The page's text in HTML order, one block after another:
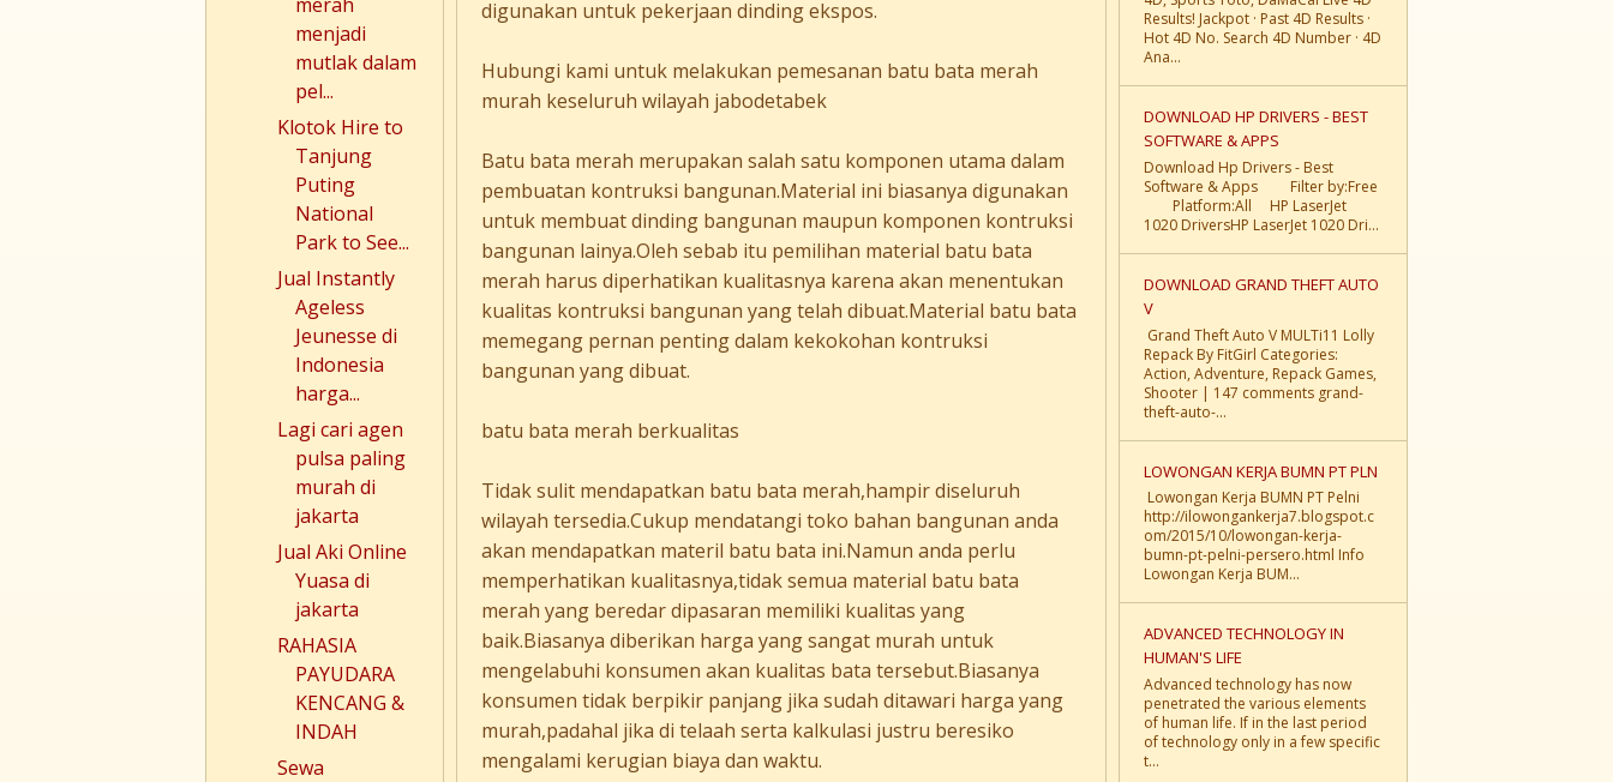
digunakan untuk pekerjaan dinding ekspos.
Hubungi kami untuk melakukan pemesanan batu bata merah
murah keseluruh wilayah jabodetabek
Batu bata merah merupakan salah satu komponen utama dalam
pembuatan kontruksi bangunan.Material ini biasanya digunakan
untuk membuat dinding bangunan maupun komponen kontruksi
bangunan lainya.Oleh sebab itu pemilihan material batu bata
merah harus diperhatikan kualitasnya karena akan menentukan
kualitas kontruksi bangunan yang telah dibuat.Material batu bata
memegang pernan penting dalam kekokohan kontruksi
bangunan yang dibuat.
batu bata merah berkualitas
Tidak sulit mendapatkan batu bata merah,hampir diseluruh
wilayah tersedia.Cukup mendatangi toko bahan bangunan anda
akan mendapatkan materil batu bata ini.Namun anda perlu
memperhatikan kualitasnya,tidak semua material batu bata
merah yang beredar dipasaran memiliki kualitas yang
baik.Biasanya diberikan harga yang sangat murah untuk
mengelabuhi konsumen akan kualitas bata tersebut.Biasanya
konsumen tidak berpikir panjang jika sudah ditawari harga yang
murah,padahal jika di telaah serta kalkulasi justru beresiko
mengalami kerugian biaya dan waktu.
menjadi
mutlak dalam
pel...
Klotok Hire to
Tanjung
Puting
National
Park to See...
Jual Instantly
Ageless
Jeunesse di
Indonesia
harga...
Lagi cari agen
pulsa paling
murah di
jakarta
Jual Aki Online
Yuasa di
jakarta
RAHASIA
PAYUDARA
KENCANG &
INDAH
Sewa
Results! Jackpot · Past 4D Results ·
Hot 4D No. Search 4D Number · 4D
Ana...
DOWNLOAD HP DRIVERS - BEST
SOFTWARE & APPS
Download Hp Drivers - Best
Software & Apps Filter by:Free
Platform:All HP LaserJet
1020 DriversHP LaserJet 1020 Dri...
DOWNLOAD GRAND THEFT AUTO
V
Grand Theft Auto V MULTi11 Lolly
Repack By FitGirl Categories:
Action, Adventure, Repack Games,
Shooter | 147 comments grand-
theft-auto-...
LOWONGAN KERJA BUMN PT PLN
Lowongan Kerja BUMN PT Pelni
http://ilowongankerja7.blogspot.c
om/2015/10/lowongan-kerja-
bumn-pt-pelni-persero.html Info
Lowongan Kerja BUM...
ADVANCED TECHNOLOGY IN
HUMAN'S LIFE
Advanced technology has now
penetrated the various elements
of human life. If in the last period
of technology only in a few specific
t...